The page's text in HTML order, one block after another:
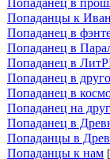
Попаданец в
Попаданцы к
Попаданец в
Попаданец в
Попаданец в
Попаданец в
Попаданец в
Попаданец на
Попаданец в
Попаданцы в
Попаданцы к нам